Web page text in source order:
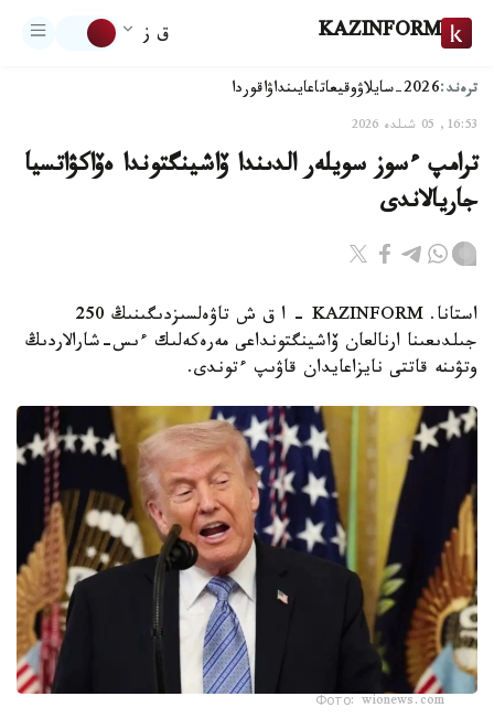
KAZINFORM ق ز
ترەند:2026-سايلاۋ وقيعاتاعايىنداۋاقوردا
16:53, 05 شىلدە 2026
ترامپ ءسوز سويلەر الدىندا ۆاشينگتوندا ەۆاكۋاتسيا
جاريالاندى
استانا. KAZINFORM – ا ق ش تاۋەلسىزدىگىنىڭ 250
جىلدىعىنا ارنالعان ۆاشينگتونداعى مەرەكەلىك ءىس-شارالاردىڭ
وتۋىنە قاتتى نايزاعايدان قاۋىپ ءتوندى.
Фото: wionews.com